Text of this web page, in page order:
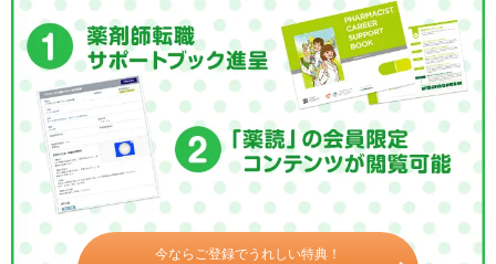
今ならご登録でうれしい特典！